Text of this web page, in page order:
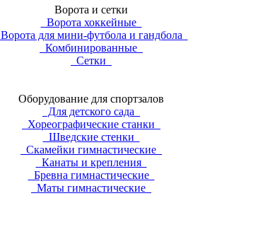
Ворота и сетки
Ворота хоккейные
Ворота для мини-футбола и гандбола
Комбинированные
Сетки
Оборудование для спортзалов
Для детского сада
Хореографические станки
Шведские стенки
Скамейки гимнастические
Канаты и крепления
Бревна гимнастические
Маты гимнастические